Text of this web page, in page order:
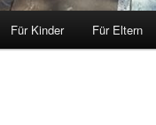
Für Kinder Für Eltern